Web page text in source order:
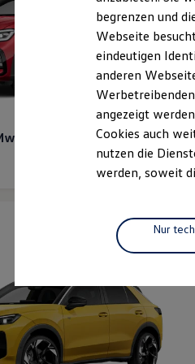
ID. Modelle
Winter
finden
6
und Updates
zu Ihrem ID.
begrenzen und
Webseite
eindeutigen
anderen
angezeigt
Cookies auch
nutzen die
werden, soweit
Nur